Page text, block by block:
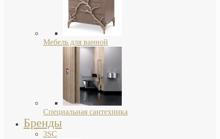
Мебель для ванной
Специальная сантехника
Бренды
3SC